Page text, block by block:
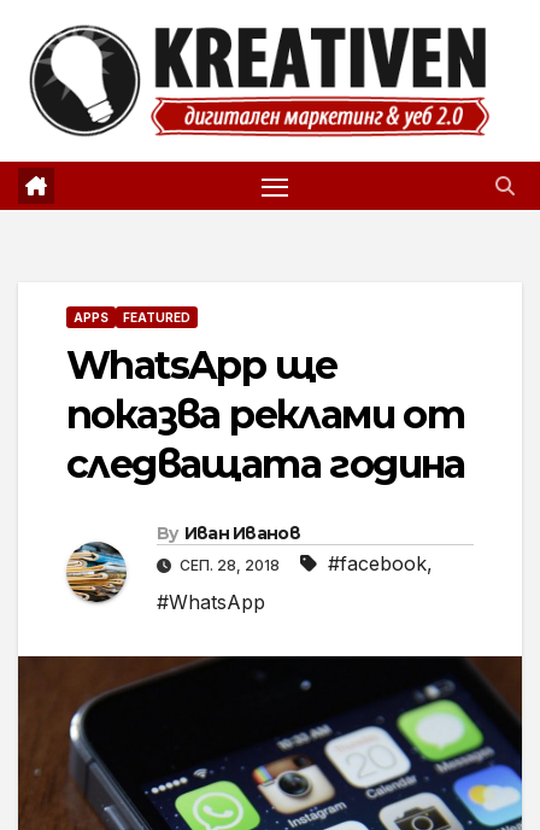
content
APPS FEATURED
WhatsApp ще
показва реклами от
следващата година
By Иван Иванов
СЕП. 28, 2018 #facebook,
#WhatsApp